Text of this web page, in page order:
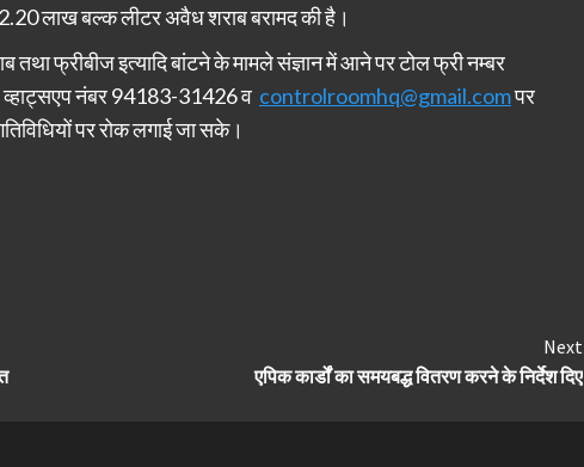
लाख बल्क लीटर अवैध शराब बरामद की है।
फ्रीबीज इत्यादि बांटने के मामले संज्ञान में आने पर टोल फ्री नम्बर
नंबर 94183-31426 व controlroomhq@gmail.comपर
पर रोक लगाई जा सके।
Next
एपिक कार्डों का समयबद्ध वितरण करने के निर्देश दिए